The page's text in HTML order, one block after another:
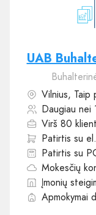
UAB
Vilnius, Taip
Daugiau nei
Virš 80
Patirtis su
Patirtis su
Mokesčių
Įmonių
Apmokymai